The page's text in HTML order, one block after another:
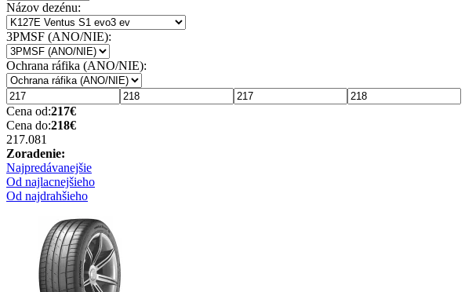
Názov dezénu:
3PMSF (ANO/NIE):
Ochrana ráfika (ANO/NIE):
Cena od:217€
Cena do:218€
217.081
Zoradenie:
Najpredávanejšie
Od najlacnejšieho
Od najdrahšieho